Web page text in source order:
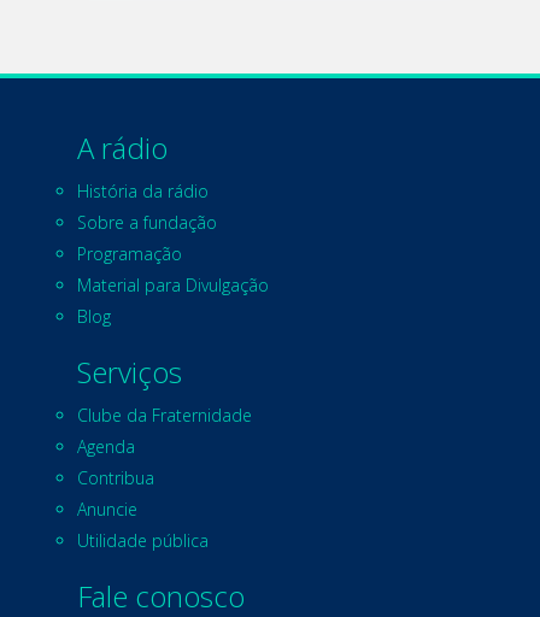
A rádio
História da rádio
Sobre a fundação
Programação
Material para Divulgação
Blog
Serviços
Clube da Fraternidade
Agenda
Contribua
Anuncie
Utilidade pública
Fale conosco